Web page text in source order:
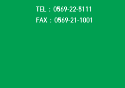
TEL：0569-22-5111
FAX：0569-21-1001